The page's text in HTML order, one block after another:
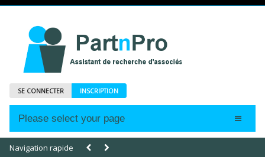
SE CONNECTER INSCRIPTION
Please select your page
Navigation rapide